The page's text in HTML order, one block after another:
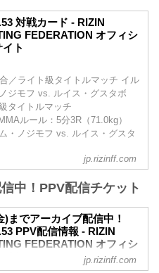
】RIZIN.53 | イルホム・ノジモフ
ス・グスタボ
月10日（日）12:00開場／14:00開
ニングファイトは11:30開始予定
時間
21:00頃
容、イベント進行によって終了
間が前後することがありますので
KOBE
戸三宮駅」：徒歩 約18分
戸三宮駅」：徒歩 約1...
対戦カード - RIZIN
FEDERATION オフィシ
イト
／ライト級タイトルマッチ イル
ジモフ vs. ルイス・グスタボ
タイトルマッチ
ルール：5分3R（71.0kg）
・ノジモフ vs. ルイス・グスタ
タンディングバウト特別ルール：
無差別級）
vs. 皇治
／高木凌 vs. リー・カイウェン
ルール：5分3R（66.0kg）
jp.rizinff.com
中！PPV配信チケット
)までアーカイブ配信中！
PPV配信情報 - RIZIN
FEDERATION オフィシ
jp.rizinff.com